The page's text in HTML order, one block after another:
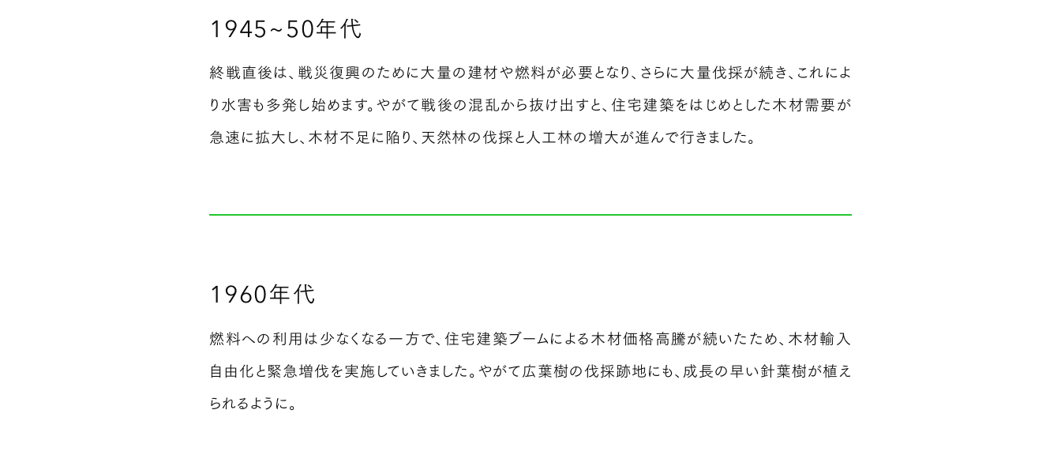
1945~50年代
終戦直後は、戦災復興のために大量の建材や燃料が必要となり、さらに大量伐採が続き、これによ
り水害も多発し始めます。やがて戦後の混乱から抜け出すと、住宅建築をはじめとした木材需要が
急速に拡大し、木材不足に陥り、天然林の伐採と人工林の増大が進んで行きました。
1960年代
燃料への利用は少なくなる一方で、住宅建築ブームによる木材価格高騰が続いたため、木材輸入
自由化と緊急増伐を実施していきました。やがて広葉樹の伐採跡地にも、成長の早い針葉樹が植え
られるように。